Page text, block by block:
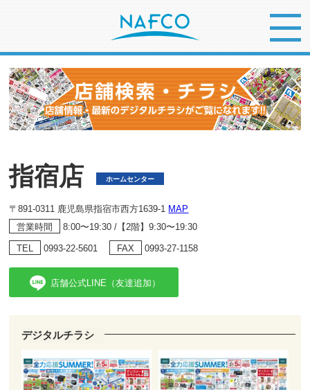
指宿店 ホームセンター
〒891-0311 鹿児島県指宿市西方1639-1 MAP
営業時間
8:00〜19:30 /【2階】9:30〜19:30
TEL 0993-22-5601 FAX 0993-27-1158
店舗公式LINE（友達追加）
デジタルチラシ